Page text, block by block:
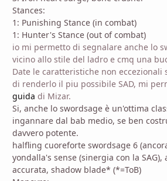
Stances:
1: Punishing Stance (in combat)
1: Hunter's Stance (out of combat)
io mi permetto di segnalare anche lo
vicino allo stile del ladro e cmq una
Date le caratteristiche non eccezionali
di renderlo il piu possibile SAD, mi
guida di Mizar.
Si, anche lo swordsage è un'ottima
ingannare dal bab medio, se ben
davvero potente.
halfling cuoreforte swordsage 6
yondalla's sense (sinergia con la
accurata, shadow blade* (*=ToB)